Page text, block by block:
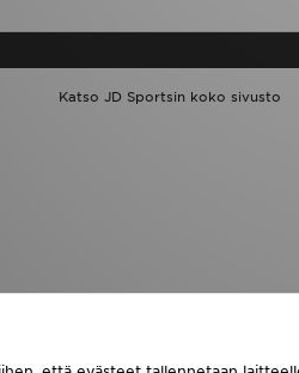
Katso JD Sportsin koko sivusto